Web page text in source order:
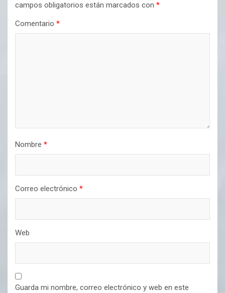
campos obligatorios están marcados con *
Comentario *
Nombre *
Correo electrónico *
Web
Guarda mi nombre, correo electrónico y web en este